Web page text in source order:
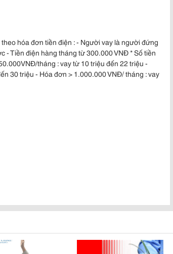
hóa đơn tiền điện : - Người vay là người đứng
- Tiền điện hàng tháng từ 300.000 VNĐ * Số tiền
tháng : vay từ 10 triệu đến 22 triệu -
30 triệu - Hóa đơn > 1.000.000 VNĐ/ tháng : vay